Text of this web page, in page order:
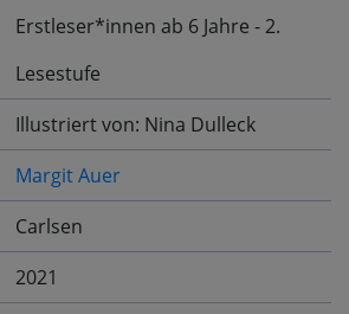
Erstleser*innen ab 6 Jahre - 2.
Lesestufe
Illustriert von: Nina Dulleck
Margit Auer
Carlsen
2021